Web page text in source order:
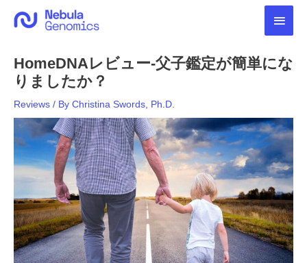
メ
ン
ニ
ュ
ー
HomeDNAレビュー-父子鑑定が簡単にな
りましたか？
Reviews / By Christina Swords, Ph.D.